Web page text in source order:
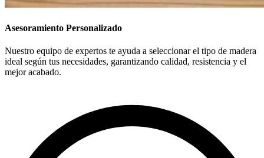
Asesoramiento Personalizado
Nuestro equipo de expertos te ayuda a seleccionar el tipo de madera
ideal según tus necesidades, garantizando calidad, resistencia y el
mejor acabado.